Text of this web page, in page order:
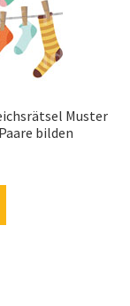
Muster
bilden